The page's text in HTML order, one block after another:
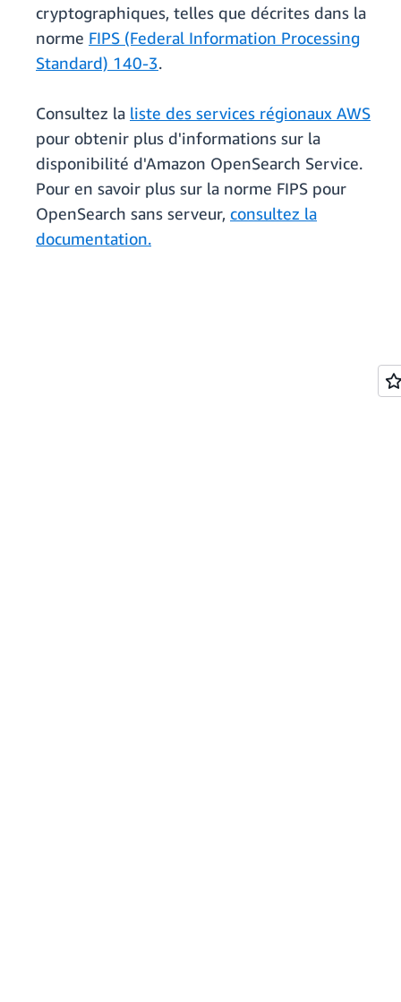
cryptographiques, telles que décrites dans la
norme FIPS (Federal Information Processing
Standard) 140-3.
Consultez la liste des services régionaux AWS
pour obtenir plus d'informations sur la
disponibilité d'Amazon OpenSearch Service.
Pour en savoir plus sur la norme FIPS pour
OpenSearch sans serveur, consultez la
documentation.